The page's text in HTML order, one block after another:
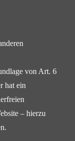
von Art. 6
hat ein
– hierzu